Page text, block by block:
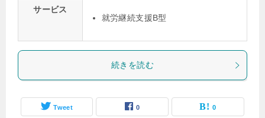
サービス
就労継続支援B型
続きを読む
Tweet 0 0